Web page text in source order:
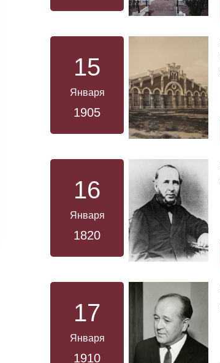
15
Января
1905
16
Января
1820
17
Января
1910